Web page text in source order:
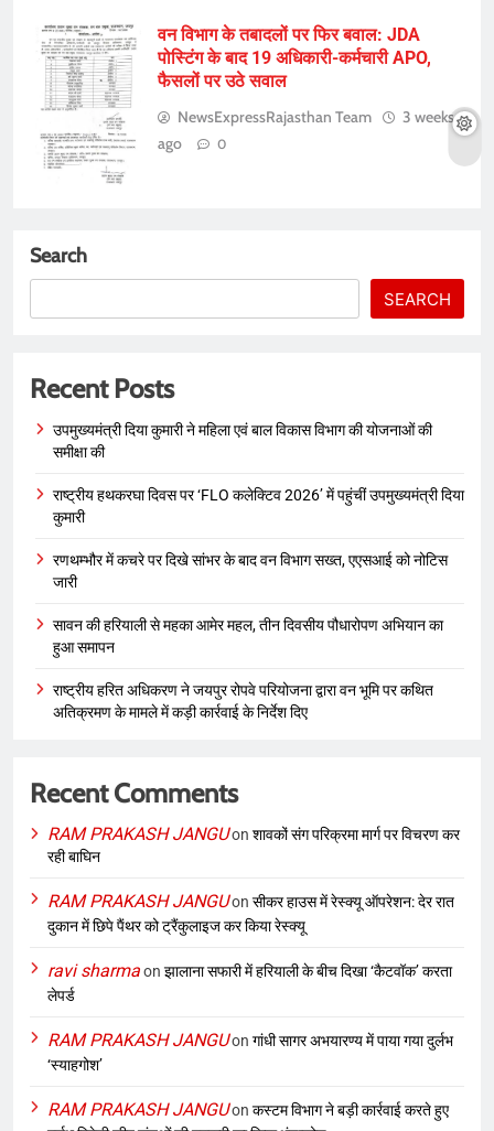
वन विभाग के तबादलों पर फिर बवाल: JDA
पोस्टिंग के बाद 19 अधिकारी-कर्मचारी APO,
फैसलों पर उठे सवाल
NewsExpressRajasthan Team
3 weeks
ago
0
Search
SEARCH
Recent Posts
उपमुख्यमंत्री दिया कुमारी ने महिला एवं बाल विकास विभाग की योजनाओं की
समीक्षा की
राष्ट्रीय हथकरघा दिवस पर ‘FLO कलेक्टिव 2026’ में पहुंचीं उपमुख्यमंत्री दिया
कुमारी
रणथम्भौर में कचरे पर दिखे सांभर के बाद वन विभाग सख्त, एएसआई को नोटिस
जारी
सावन की हरियाली से महका आमेर महल, तीन दिवसीय पौधारोपण अभियान का
हुआ समापन
राष्ट्रीय हरित अधिकरण ने जयपुर रोपवे परियोजना द्वारा वन भूमि पर कथित
अतिक्रमण के मामले में कड़ी कार्रवाई के निर्देश दिए
Recent Comments
RAM PRAKASH JANGUon शावकों संग परिक्रमा मार्ग पर विचरण कर
रही बाघिन
RAM PRAKASH JANGUon सीकर हाउस में रेस्क्यू ऑपरेशन: देर रात
दुकान में छिपे पैंथर को ट्रैंकुलाइज कर किया रेस्क्यू
ravi sharmaon झालाना सफारी में हरियाली के बीच दिखा ‘कैटवॉक’ करता
लेपर्ड
RAM PRAKASH JANGUon गांधी सागर अभयारण्य में पाया गया दुर्लभ
‘स्याहगोश’
RAM PRAKASH JANGUon कस्टम विभाग ने बड़ी कार्रवाई करते हुए